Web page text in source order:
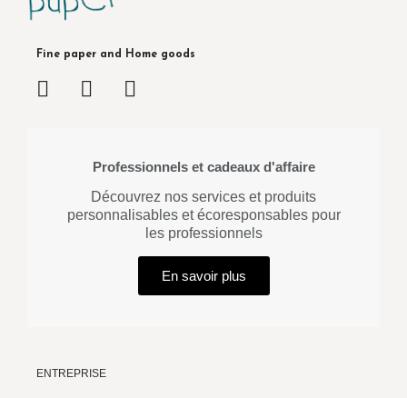
Fine paper and Home goods
Professionnels et cadeaux d'affaire
Découvrez nos services et produits
personnalisables et écoresponsables pour
les professionnels
En savoir plus
ENTREPRISE